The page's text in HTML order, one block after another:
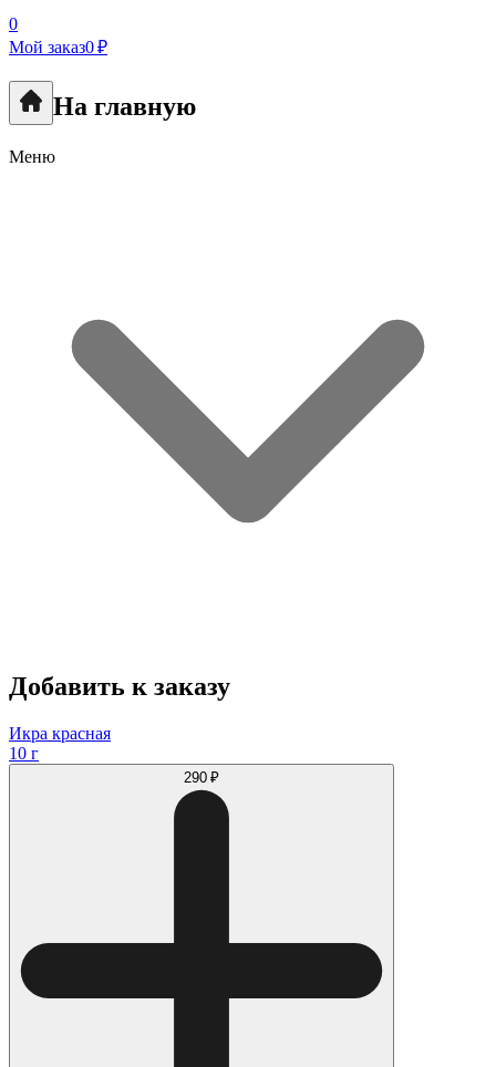
0
Мой заказ0 ₽
На главную
Меню
Добавить к заказу
Икра красная
10 г
290 ₽